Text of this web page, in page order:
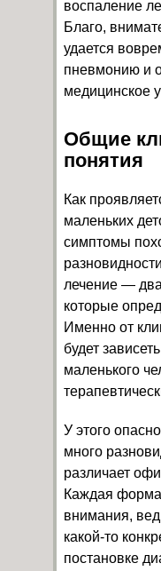
воспаление
Благо,
удается
пневмонию и
медицинское
Общие
понятия
Как
маленьких
симптомы
лечение —
которые
Именно от
будет
маленького
У этого
много
различает
Каждая форма
внимания,
какой-то
постановке